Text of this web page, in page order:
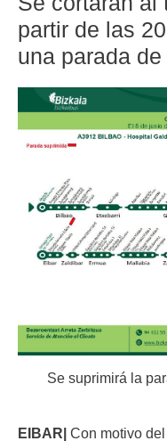
partir de las
una parada
Se suprimirá la
EIBAR| Con motivo